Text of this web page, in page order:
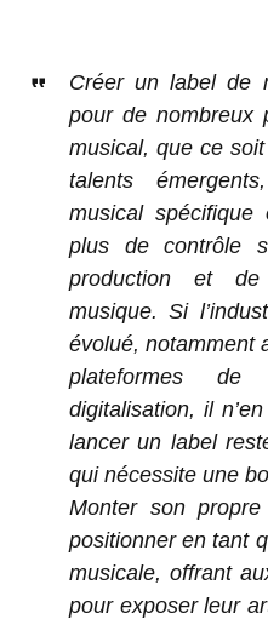
Créer un label de
pour de nombreux
musical, que ce
talents
musical spécifique
plus de contrôle
production et
musique. Si
évolué, notamment
plateformes
digitalisation, il
lancer un label
qui nécessite une
Monter son
positionner en tant
musicale, offrant
pour exposer leur